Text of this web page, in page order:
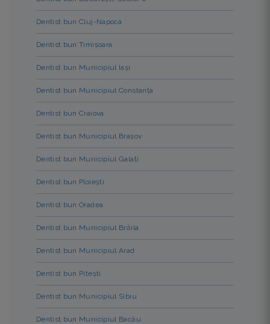
Dentist bun Cluj-Napoca
Dentist bun Timișoara
Dentist bun Municipiul Iași
Dentist bun Municipiul Constanța
Dentist bun Craiova
Dentist bun Municipiul Brașov
Dentist bun Municipiul Galați
Dentist bun Ploiești
Dentist bun Oradea
Dentist bun Municipiul Brăila
Dentist bun Municipiul Arad
Dentist bun Pitești
Dentist bun Municipiul Sibiu
Dentist bun Municipiul Bacău